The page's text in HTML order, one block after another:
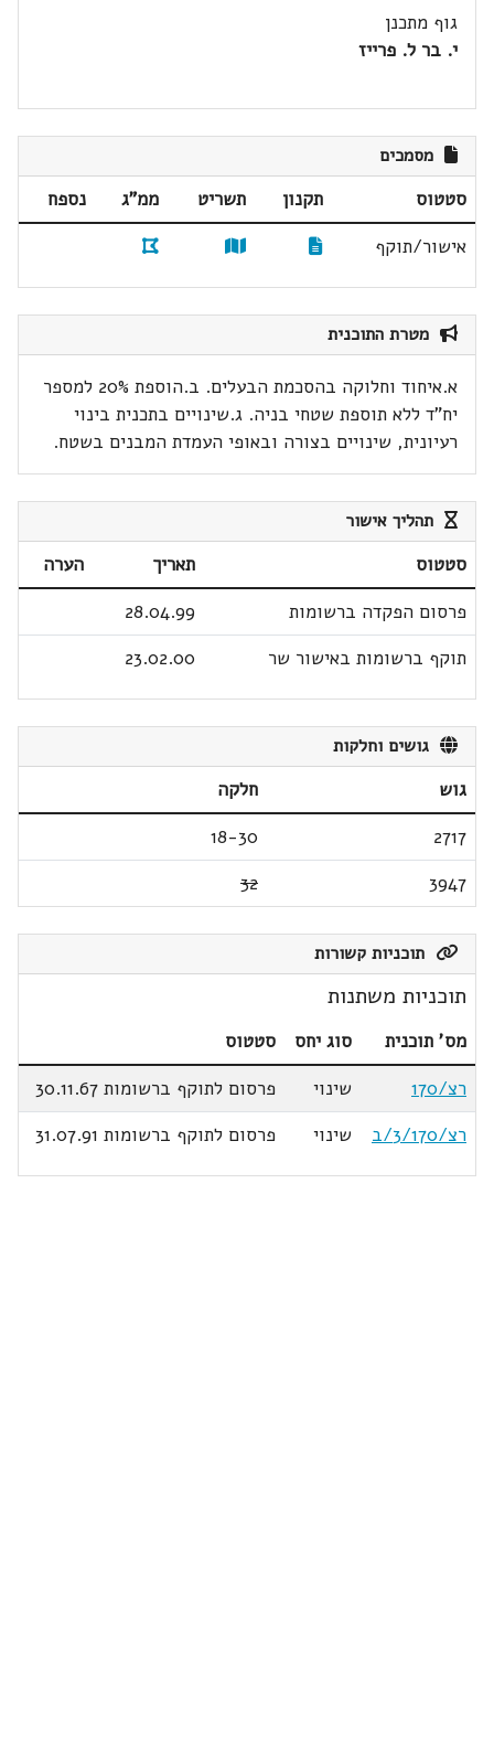
גוף מתכנן
י. בר ל. פרייז
מסמכים
סטטוס תקנון תשריט ממ"ג
נספח
אישור/תוקף
מטרת התוכנית
א.איחוד וחלוקה בהסכמת הבעלים. ב.הוספת 20% למספר
יח"ד ללא תוספת שטחי בניה. ג.שינויים בתכנית בינוי
רעיונית, שינויים בצורה ובאופי העמדת המבנים בשטח.
תהליך אישור
סטטוס תאריך
הערה
פרסום הפקדה ברשומות
28.04.99
תוקף ברשומות באישור שר
23.02.00
גושים וחלקות
גוש
חלקה
2717
18-30
3947
32
תוכניות קשורות
תוכניות משתנות
מס' תוכנית סוג יחס
סטטוס
רצ/170
שינוי
פרסום לתוקף ברשומות 30.11.67
רצ/3/170/ב
שינוי פרסום לתוקף ברשומות 31.07.91